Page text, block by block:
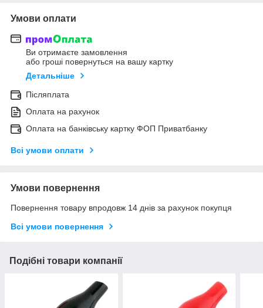
Умови оплати
Ви отримаєте замовлення
або гроші повернуться на вашу картку
Детальніше
Післяплата
Оплата на рахунок
Оплата на банківську картку ФОП Приватбанку
Всі умови оплати
Умови повернення
Повернення товару впродовж 14 днів за рахунок покупця
Всі умови повернення
Подібні товари компанії